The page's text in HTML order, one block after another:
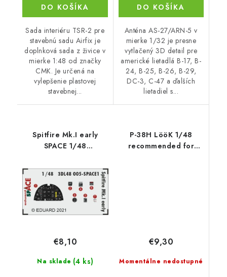
DO KOŠÍKA
Sada interiéru TSR-2 pre
stavebnú sadu Airfix je
doplnková sada z živice v
mierke 1:48 od značky
CMK. Je určená na
vylepšenie plastovej
stavebnej...
DO KOŠÍKA
Anténa AS-27/ARN-5 v
mierke 1/32 je presne
vytlačený 3D detail pre
americké lietadlá B-17, B-
24, B-25, B-26, B-29,
DC-3, C-47 a ďalších
lietadiel s...
Spitfire Mk.I early
SPACE 1/48
EDUARD
Na sklade (4 ks)
€8,10
P-38H LööK 1/48
recommended for
Momentálne nedostupné
€9,30